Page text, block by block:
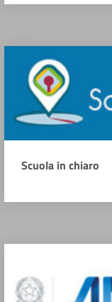
Scuola in chiaro